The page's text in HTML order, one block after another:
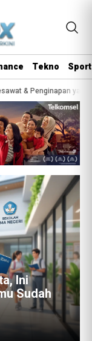
Tekno Sport
yang Wajib
Ini
Sudah